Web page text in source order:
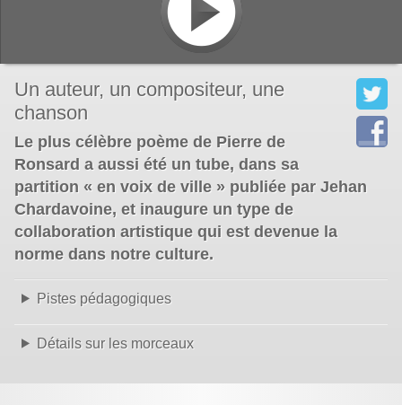
Un auteur, un compositeur, une
chanson
Le plus célèbre poème de Pierre de
Ronsard a aussi été un tube, dans sa
partition « en voix de ville » publiée par Jehan
Chardavoine, et inaugure un type de
collaboration artistique qui est devenue la
norme dans notre culture.
Pistes pédagogiques
Détails sur les morceaux